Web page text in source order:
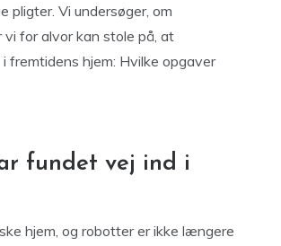
Vi undersøger, om
for alvor kan stole på, at
fremtidens hjem: Hvilke opgaver
fundet vej ind i
hjem, og robotter er ikke længere